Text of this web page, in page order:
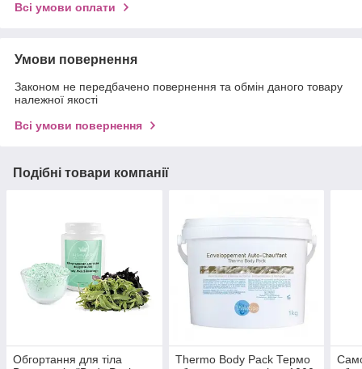
Всі умови оплати
Умови повернення
Законом не передбачено повернення та обмін даного товару
належної якості
Всі умови повернення
Подібні товари компанії
Обгортання для тіла
Thermo Body Pack Термо